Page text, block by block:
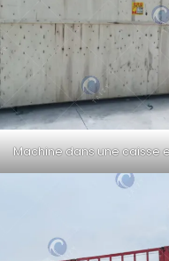
Machine dans une caisse